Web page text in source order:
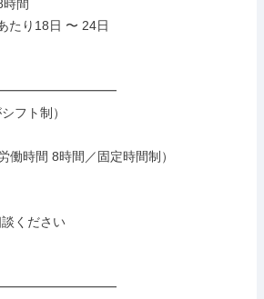
間
たり18日 〜 24日
フト制）
働時間 8時間／固定時間制）
ください